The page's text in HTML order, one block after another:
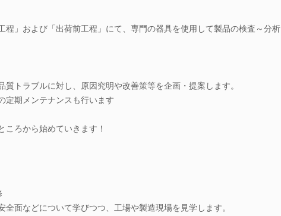
程」および「出荷前工程」にて、専門の器具を使用して製品の検査～分析
質トラブルに対し、原因究明や改善策等を企画・提案します。
定期メンテナンスも行います
ろから始めていきます！
全面などについて学びつつ、工場や製造現場を見学します。